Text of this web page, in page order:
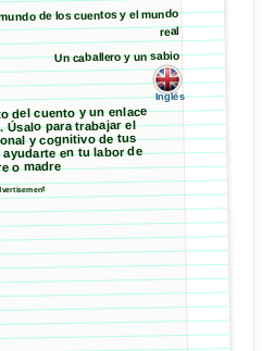
de los cuentos y el mundo
real
Un caballero y un sabio
Inglés
del cuento y un enlace
Úsalo para trabajar el
y cognitivo de tus
en tu labor de
o madre